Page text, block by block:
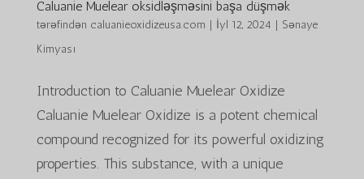
Caluanie Muelear oksidləşməsini başa düşmək
tərəfindən caluanieoxidizeusa.com | İyl 12, 2024 | Sənaye
Kimyası
Introduction to Caluanie Muelear Oxidize
Caluanie Muelear Oxidize is a potent chemical
compound recognized for its powerful oxidizing
properties. This substance, with a unique